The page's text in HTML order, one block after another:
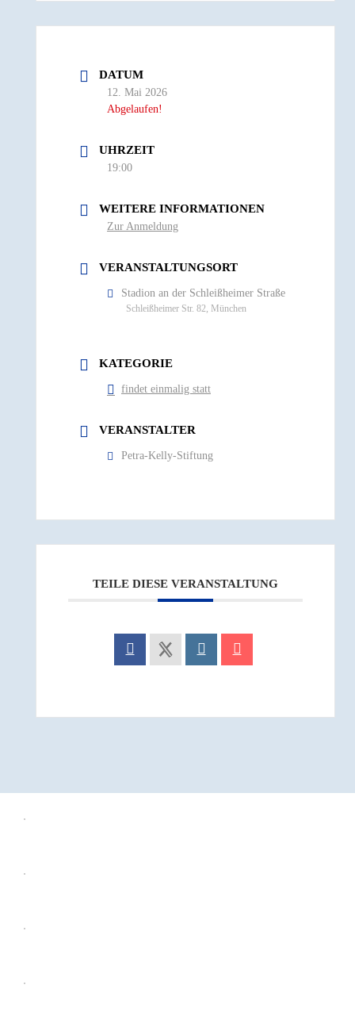
DATUM
12. Mai 2026
Abgelaufen!
UHRZEIT
19:00
WEITERE INFORMATIONEN
Zur Anmeldung
VERANSTALTUNGSORT
Stadion an der Schleißheimer Straße
Schleißheimer Str. 82, München
KATEGORIE
findet einmalig statt
VERANSTALTER
Petra-Kelly-Stiftung
TEILE DIESE VERANSTALTUNG